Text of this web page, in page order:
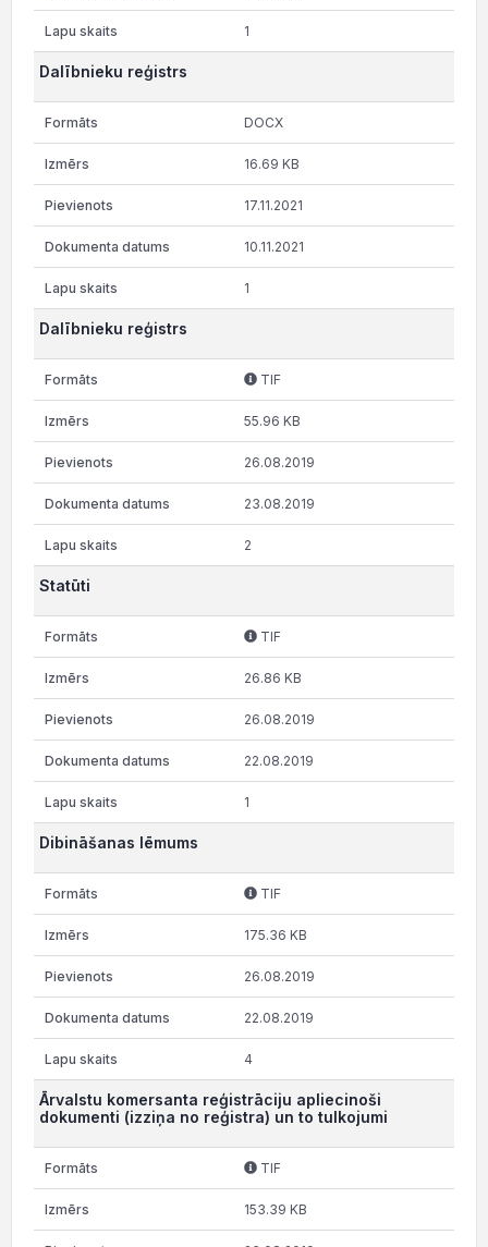
1
Dalībnieku reģistrs
DOCX
16.69 KB
17.11.2021
10.11.2021
1
Dalībnieku reģistrs
TIF
55.96 KB
26.08.2019
23.08.2019
2
Statūti
TIF
26.86 KB
26.08.2019
22.08.2019
1
Dibināšanas lēmums
TIF
175.36 KB
26.08.2019
22.08.2019
4
Ārvalstu komersanta reģistrāciju apliecinoši
dokumenti (izziņa no reģistra) un to tulkojumi
TIF
153.39 KB